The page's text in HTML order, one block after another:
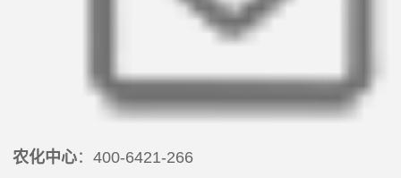
农化中心：400-6421-266